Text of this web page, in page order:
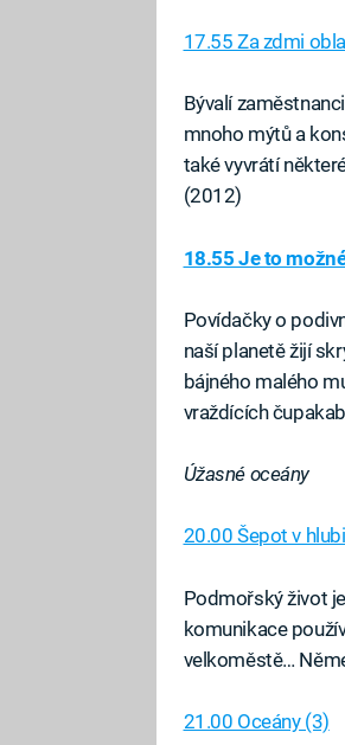
17.55 Za zdmi
Bývalí
mnoho mýtů a
také vyvrátí
(2012)
18.55 Je to
Povídačky o
naší planetě žijí
bájného malého
vraždících
Úžasné oceány
20.00 Šepot v
Podmořský život
komunikace
velkoměstě…
21.00 Oceány (3)